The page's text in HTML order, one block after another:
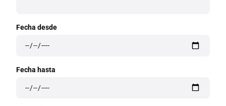
Fecha desde
Fecha hasta